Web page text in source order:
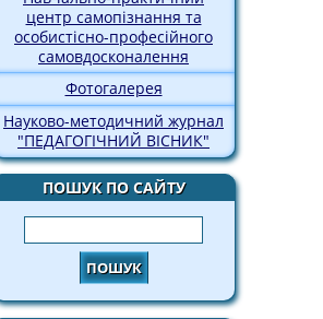
центр самопізнання та
особистісно-професійного
самовдосконалення
Фотогалерея
Науково-методичний журнал
"ПЕДАГОГІЧНИЙ ВІСНИК"
ПОШУК ПО САЙТУ
Пошук